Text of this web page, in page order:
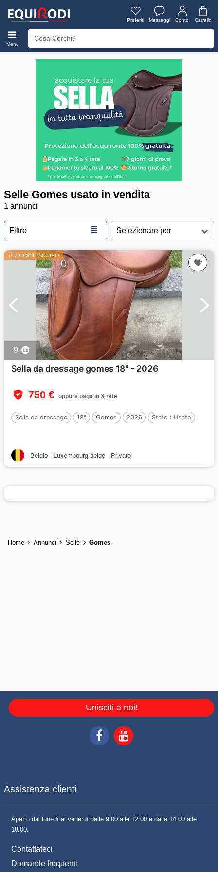
Preferiti Messaggi Conto Carrello
Menu
Selle Gomes usato in vendita
1 annunci
Filtro ≣
ACQUISTO SICURO
9
Sella da dressage gomes 18" - 2026
750 € oppure paga in X rate
Sella da dressage 18" Gomes 2026 Stato : Usato
Belgio Luxembourg belge Privato
Home Annunci Selle Gomes
Unisciti a noi!
Assistenza clienti
Aperto dal lunedì al venerdì dalle 9.00 alle 12.00 e dalle 14.00 alle
18.00.
Contattateci
Domande frequenti